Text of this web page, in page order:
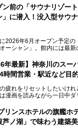
ナや水風呂の気持ちよさは
過ごしやすさまで徹底チェ
をリセットしたい人、ラ
す。
ン前の「サウナリゾー
」に潜入！没入型サウ
2026年6月オープン予定の
ーシャン」。館内には最新
入感（イマーシブ）”を体
、そんな大注目の施設に一足
させていただきました！
の中に咲き誇る桜、魚たち
チを思わせる休憩スペー
をレポートします！
年最新】神奈川のスー
時間営業・駅近など目
の疲れをリセットしたいけれ
は漫画を読みながら一日中
癒やされたい」という願い
リンスホテルの旗艦ホ
芦ノ湖」で味わう建築